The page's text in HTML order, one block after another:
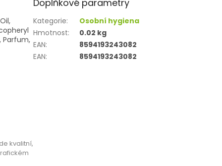
Parfum,
kvalitní,
Doplňkové parametry
Kategorie:
Osobní hygiena
Hmotnost:
0.02 kg
EAN:
8594193243082
EAN: 8594193243082